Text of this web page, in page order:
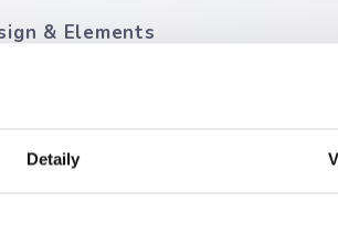
Detaily
& Elements
a chytrá volba pro váš domov. Krásné